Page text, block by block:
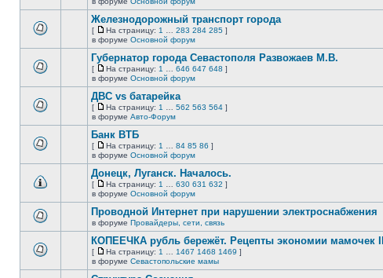
непрочитанных
сообщений.
этой
непрочитанных
сообщений.
страницу
этой
непрочитанных
сообщений.
Железнодорожный транспорт города
[
На
страницу
На страницу: 1 283 284 285 ]
в форуме Основной форум
этой
непрочитанных
сообщений.
Губернатор города Севастополя Развожаев М.В.
[
На
страницу
На страницу: 1 646 647 648 ]
в форуме Основной форум
этой
непрочитанных
сообщений.
ДВС vs батарейка
[
На
страницу
На страницу: 1 562 563 564 ]
в форуме Авто-Форум
этой
непрочитанных
сообщений.
Банк ВТБ
[
На
страницу
На страницу: 1 84 85 86 ]
в форуме Основной форум
этой
непрочитанных
сообщений.
Донецк, Луганск. Началось.
[
На
страницу
На страницу: 1 630 631 632 ]
в форуме Основной форум
непрочитанных
Проводной Интернет при нарушении электроснабжения
в форуме Провайдеры, сети, связь
этой
КОПЕЕЧКА рубль бережёт. Рецепты экономии мамочек III
[
На
страницу
На страницу: 1 1467 1468 1469 ]
в форуме Севастопольские мамы